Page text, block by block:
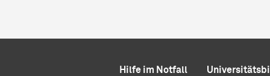
Hilfe im Notfall